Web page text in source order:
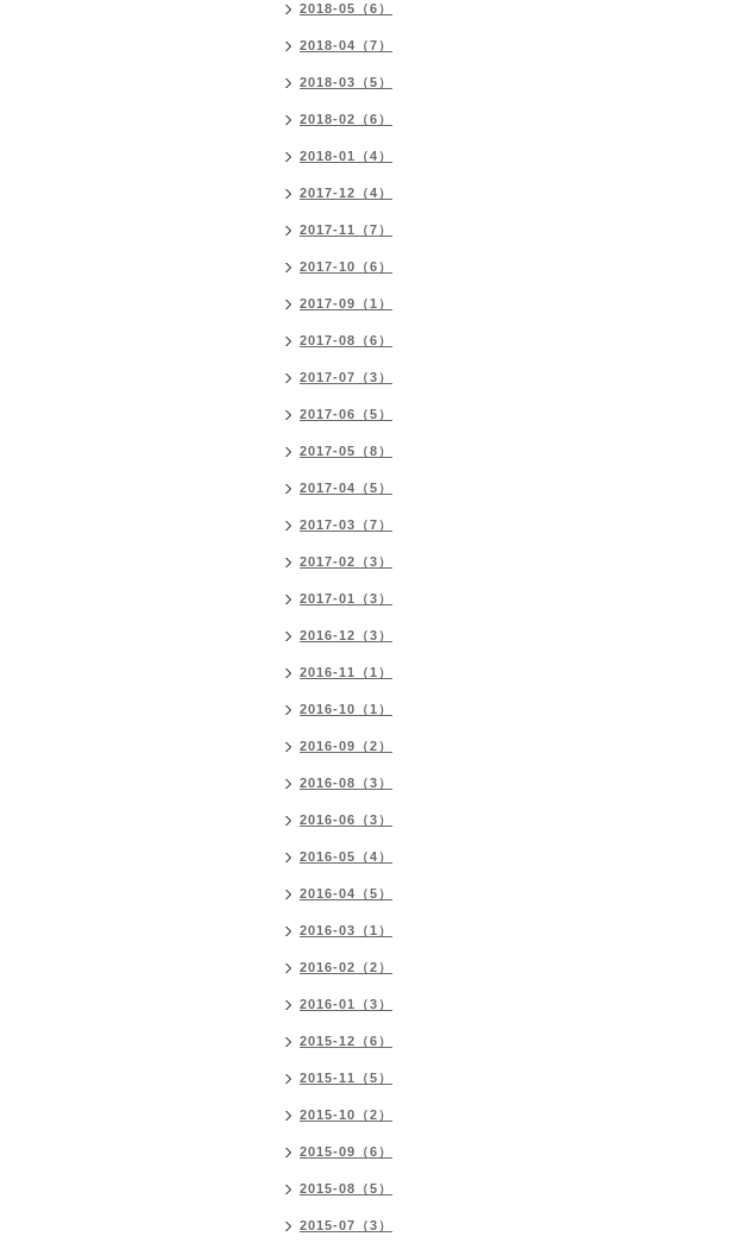
2018-05（6）
2018-04（7）
2018-03（5）
2018-02（6）
2018-01（4）
2017-12（4）
2017-11（7）
2017-10（6）
2017-09（1）
2017-08（6）
2017-07（3）
2017-06（5）
2017-05（8）
2017-04（5）
2017-03（7）
2017-02（3）
2017-01（3）
2016-12（3）
2016-11（1）
2016-10（1）
2016-09（2）
2016-08（3）
2016-06（3）
2016-05（4）
2016-04（5）
2016-03（1）
2016-02（2）
2016-01（3）
2015-12（6）
2015-11（5）
2015-10（2）
2015-09（6）
2015-08（5）
2015-07（3）